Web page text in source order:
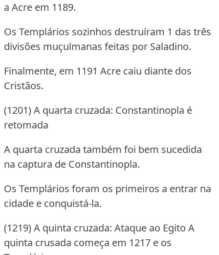
a Acre em 1189.
Os Templários sozinhos destruíram 1 das três
divisões muçulmanas feitas por Saladino.
Finalmente, em 1191 Acre caiu diante dos
Cristãos.
(1201) A quarta cruzada: Constantinopla é
retomada
A quarta cruzada também foi bem sucedida
na captura de Constantinopla.
Os Templários foram os primeiros a entrar na
cidade e conquistá-la.
(1219) A quinta cruzada: Ataque ao Egito A
quinta crusada começa em 1217 e os